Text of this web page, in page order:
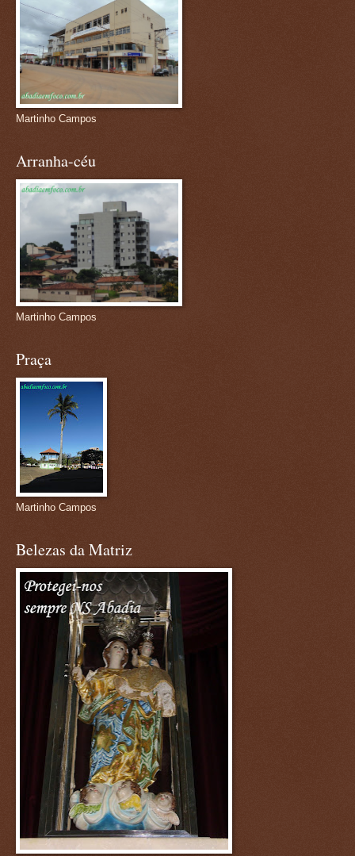
Martinho Campos
Arranha-céu
Martinho Campos
Praça
Martinho Campos
Belezas da Matriz